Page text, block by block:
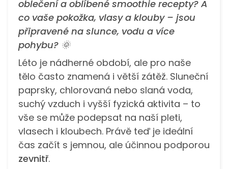
oblečení a oblíbené smoothie recepty? A
co vaše pokožka, vlasy a klouby – jsou
připravené na slunce, vodu a více
pohybu? 🌞
Léto je nádherné období, ale pro naše
tělo často znamená i větší zátěž. Sluneční
paprsky, chlorovaná nebo slaná voda,
suchý vzduch i vyšší fyzická aktivita – to
vše se může podepsat na naší pleti,
vlasech i kloubech. Právě teď je ideální
čas začít s jemnou, ale účinnou podporou
zevnitř.